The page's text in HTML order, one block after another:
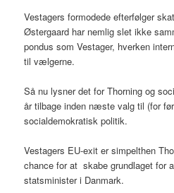
Vestagers formodede efterfølger
Østergaard har nemlig slet ikke
pondus som Vestager, hverken
til vælgerne.
Så nu lysner det for Thorning og
år tilbage inden næste valg til (for
socialdemokratisk politik.
Vestagers EU-exit er simpelthen
chance for at skabe grundlaget for
statsminister i Danmark.